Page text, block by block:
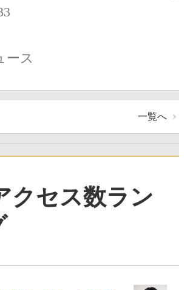
ース
一覧へ
クセス数ラン